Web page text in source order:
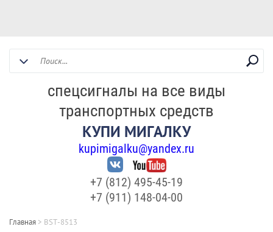
спецсигналы на все виды
транспортных средств
КУПИ МИГАЛКУ
kupimigalku@yandex.ru
+7 (812) 495-45-19
+7 (911) 148-04-00
Главная > BST-8513